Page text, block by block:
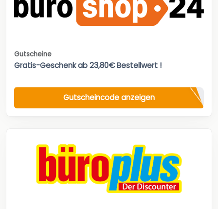
Gutscheine
Gratis-Geschenk ab 23,80€ Bestellwert !
Gutscheincode anzeigen